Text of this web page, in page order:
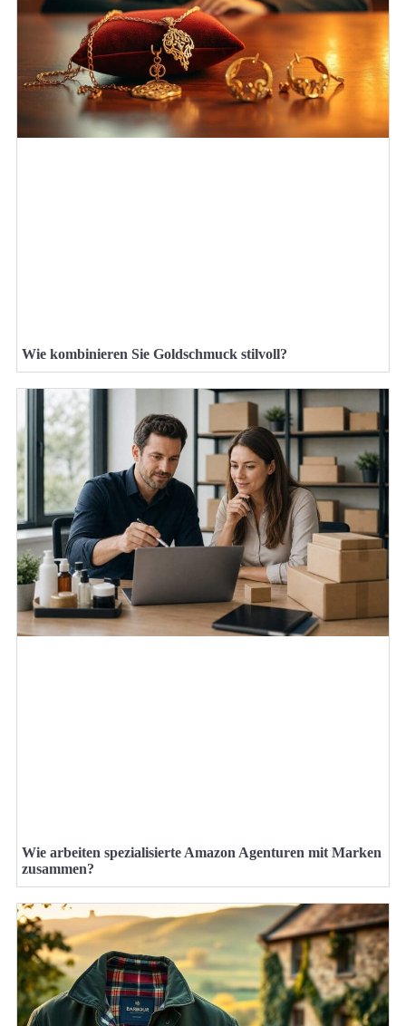
Wie kombinieren Sie Goldschmuck stilvoll?
Wie arbeiten spezialisierte Amazon Agenturen mit Marken
zusammen?